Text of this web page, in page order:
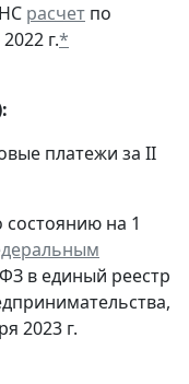
расчет по
г.*
платежи за II
на 1
в единый реестр
2023 г.